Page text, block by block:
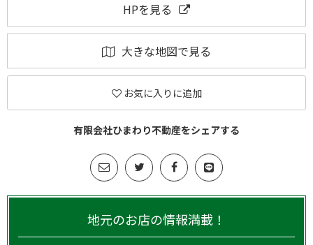
HPを見る
大きな地図で見る
お気に入りに追加
有限会社ひまわり不動産をシェアする
地元のお店の情報満載！